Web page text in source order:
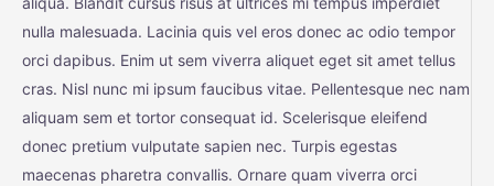
nulla malesuada. Lacinia quis vel eros donec ac odio tempor
orci dapibus. Enim ut sem viverra aliquet eget sit amet tellus
cras. Nisl nunc mi ipsum faucibus vitae. Pellentesque nec nam
aliquam sem et tortor consequat id. Scelerisque eleifend
donec pretium vulputate sapien nec. Turpis egestas
maecenas pharetra convallis. Ornare quam viverra orci